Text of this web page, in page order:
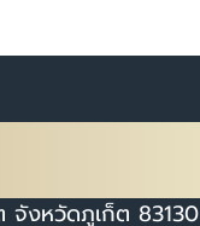
จังหวัดภูเก็ต 83130​